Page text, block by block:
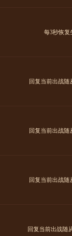
每3秒恢复
回复当前出战随
回复当前出战随
回复当前出战随
回复当前出战随